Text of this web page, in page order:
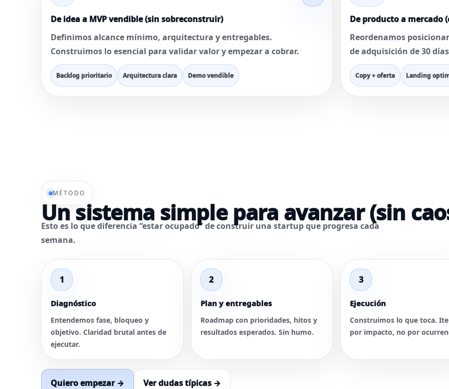
De idea a MVP vendible (sin sobreconstruir)
Definimos alcance mínimo, arquitectura y entregables.
Construimos lo esencial para validar valor y empezar a cobrar.
Backlog prioritario Arquitectura clara Demo vendible
De producto a mercado
Reordenamos
de adquisición de 30
Copy + oferta Landing
MÉTODO
Un sistema simple para avanzar (sin
Esto es lo que diferencia “estar ocupado” de construir una startup que progresa cada
semana.
1
Diagnóstico
Entendemos fase, bloqueo y
objetivo. Claridad brutal antes de
ejecutar.
2
Plan y entregables
Roadmap con prioridades, hitos y
resultados esperados. Sin humo.
3
Ejecución
Construimos lo que toca.
por impacto, no por
Quiero empezar → Ver dudas típicas →